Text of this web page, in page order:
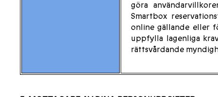
göra
Smartbox
online gällande eller
uppfylla lagenliga
rättsvårdande